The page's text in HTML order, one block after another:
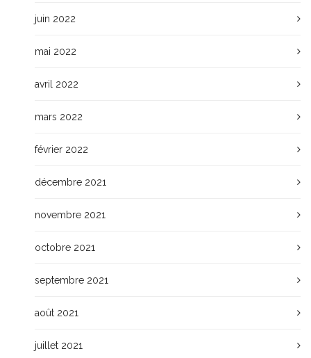
juin 2022
mai 2022
avril 2022
mars 2022
février 2022
décembre 2021
novembre 2021
octobre 2021
septembre 2021
août 2021
juillet 2021